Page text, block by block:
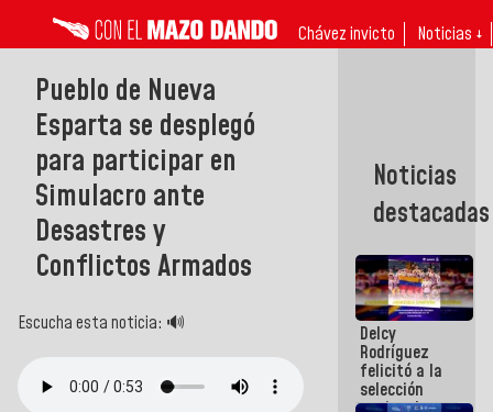
Chávez invicto Noticias ↓
Pueblo de Nueva
Esparta se desplegó
para participar en
Simulacro ante
Desastres y
Conflictos Armados
Escucha esta noticia: 🔊
Noticias
destacadas
Delcy
Rodríguez
felicitó a la
selección